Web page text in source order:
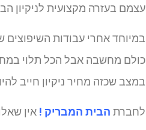
עצמם בעזרה מקצועית לניקיון
במיוחד אחרי עבודות השיפוצים
כולם מחשבה אבל הכל תלוי
במצב שכזה מחיר ניקיון חייב
לחברת הבית המבריק ! אין